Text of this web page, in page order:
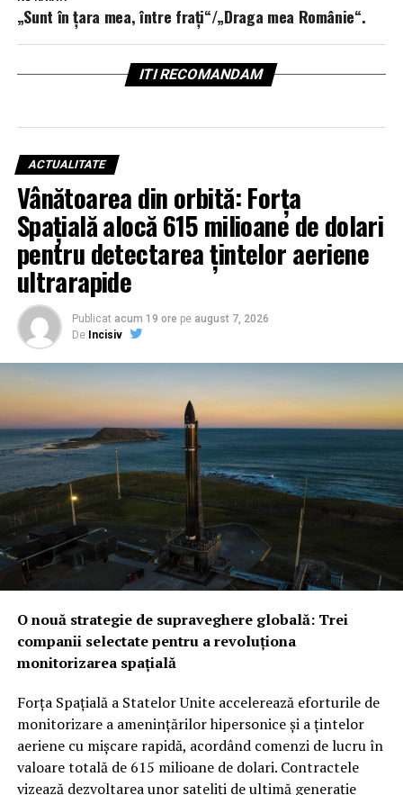
„Sunt în ţara mea, între fraţi“/„Draga mea Românie“.
ITI RECOMANDAM
ACTUALITATE
Vânătoarea din orbită: Forța
Spațială alocă 615 milioane de dolari
pentru detectarea țintelor aeriene
ultrarapide
Publicat acum 19 ore pe august 7, 2026
De Incisiv
O nouă strategie de supraveghere globală: Trei
companii selectate pentru a revoluționa
monitorizarea spațială
Forța Spațială a Statelor Unite accelerează eforturile de
monitorizare a amenințărilor hipersonice și a țintelor
aeriene cu mișcare rapidă, acordând comenzi de lucru în
valoare totală de 615 milioane de dolari. Contractele
vizează dezvoltarea unor sateliți de ultimă generație